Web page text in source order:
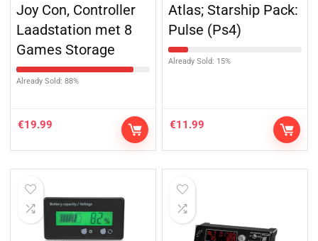
Joy Con, Controller
Laadstation met 8
Games Storage
Already Sold: 88%
€19.99
Atlas; Starship Pack:
Pulse (Ps4)
Already Sold: 15%
€11.99